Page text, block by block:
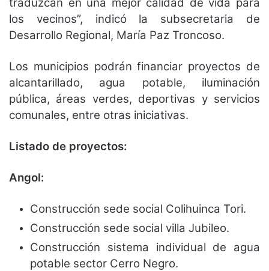
los vecinos”, indicó la subsecretaria de
Desarrollo Regional, María Paz Troncoso.
Los municipios podrán financiar proyectos de
alcantarillado, agua potable, iluminación
pública, áreas verdes, deportivas y servicios
comunales, entre otras iniciativas.
Listado de proyectos:
Angol:
Construcción sede social Colihuinca Tori.
Construcción sede social villa Jubileo.
Construcción sistema individual de agua
potable sector Cerro Negro.